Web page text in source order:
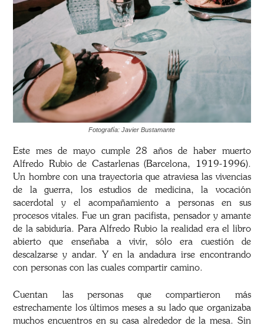
Fotografía: Javier Bustamante
Este mes de mayo cumple 28 años de haber muerto
Alfredo Rubio de Castarlenas (Barcelona, 1919-1996).
Un hombre con una trayectoria que atraviesa las vivencias
de la guerra, los estudios de medicina, la vocación
sacerdotal y el acompañamiento a personas en sus
procesos vitales. Fue un gran pacifista, pensador y amante
de la sabiduría. Para Alfredo Rubio la realidad era el libro
abierto que enseñaba a vivir, sólo era cuestión de
descalzarse y andar. Y en la andadura irse encontrando
con personas con las cuales compartir camino.
Cuentan las personas que compartieron más
estrechamente los últimos meses a su lado que organizaba
muchos encuentros en su casa alrededor de la mesa. Sin